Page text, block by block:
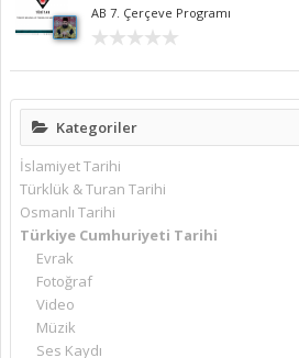
Kategoriler
İslamiyet Tarihi
Türklük & Turan Tarihi
Osmanlı Tarihi
Türkiye Cumhuriyeti Tarihi
Evrak
Fotoğraf
Video
Müzik
Ses Kaydı
AB 7. Çerçeve Programı